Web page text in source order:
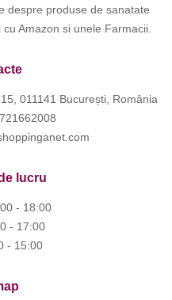
despre produse de sanatate
Amazon si unele Farmacii.
011141 București, România
lucru
- 18:00
- 17:00
- 15:00